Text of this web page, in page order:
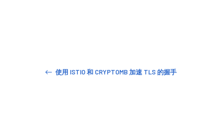
使用 ISTIO 和 CRYPTOMB 加速 TLS 的握手